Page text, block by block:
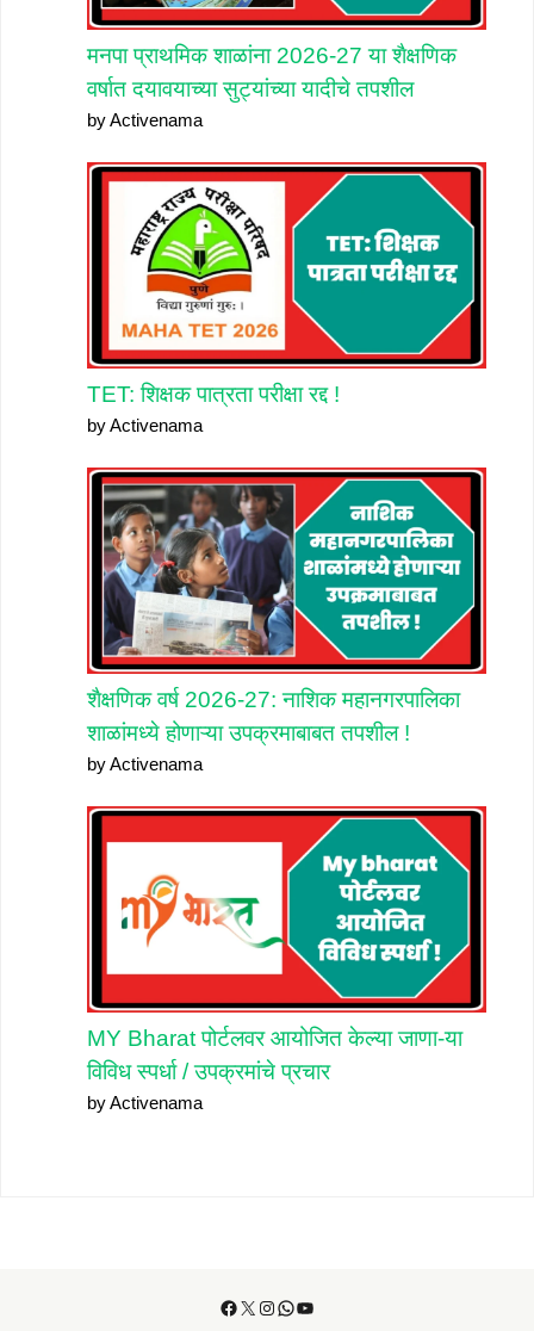
मनपा प्राथमिक शाळांना 2026-27 या शैक्षणिक
वर्षात दयावयाच्या सुट्यांच्या यादीचे तपशील
by Activenama
TET: शिक्षक पात्रता परीक्षा रद्द !
by Activenama
शैक्षणिक वर्ष 2026-27: नाशिक महानगरपालिका
शाळांमध्ये होणाऱ्या उपक्रमाबाबत तपशील !
by Activenama
MY Bharat पोर्टलवर आयोजित केल्या जाणा-या
विविध स्पर्धा / उपक्रमांचे प्रचार
by Activenama
Facebook
X Instagram
WhatsApp
YouTube